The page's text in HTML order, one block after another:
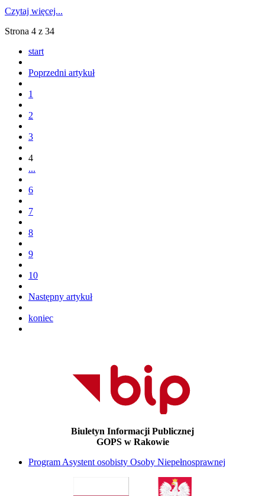
Czytaj więcej...
Strona 4 z 34
start
Poprzedni artykuł
1
2
3
4
...
6
7
8
9
10
Następny artykuł
koniec
Biuletyn Informacji Publicznej
GOPS w Rakowie
Program Asystent osobisty Osoby Niepełnosprawnej